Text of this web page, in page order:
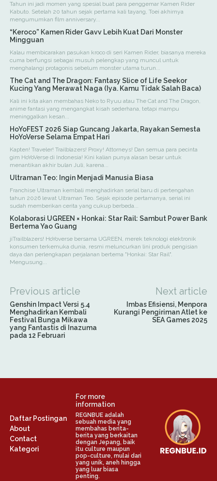
Tahun ini jadi momen yang spesial buat para penggemar Kamen Rider
Kabuto. Setelah 20 tahun sejak pertama kali tayang, Toei akhirnya
mengumumkan film anniversary...
“Keroco” Kamen Rider Gavv Lebih Kuat Dari Monster
Mingguan
Kalau membicarakan pasukan kroco di seri Kamen Rider, biasanya mereka
cuma berfungsi sebagai musuh pelengkap yang muncul untuk
menghalangi protagonis sebelum monster utama turun...
The Cat and The Dragon: Fantasy Slice of Life Seekor
Kucing Yang Merawat Naga (Iya. Kamu Tidak Salah Baca)
Kali ini kita akan membahas Neko to Ryuu atau The Cat and The Dragon,
anime fantasi yang mengangkat kisah sederhana, tetapi mampu
meninggalkan kesan...
HoYoFEST 2026 Siap Guncang Jakarta, Rayakan Semesta
HoYoVerse Selama Empat Hari
Kapten! Traveler! Trailblazers! Proxy! Attorneys! Dan semua para pecinta
gim HoYoVerse di Indonesia! Kini kalian punya alasan besar untuk
menantikan akhir bulan Juli, karena...
Ultraman Teo: Ingin Menjadi Manusia Biasa
Franchise Ultraman kembali menghadirkan serial baru di pertengahan
tahun 2026 lewat Ultraman Teo. Sejak episode pertamanya, serial ini
sudah memberikan cerita yang cukup berbeda...
Kolaborasi UGREEN × Honkai: Star Rail: Sambut Power Bank
Bertema Yao Guang
jiTrailblazers! HoYoverse bersama UGREEN, merek teknologi elektronik
konsumen terkemuka dunia, resmi meluncurkan lini produk pengisian
daya dan perlengkapan perjalanan bertema "Honkai: Star Rail".
Mengusung...
Previous article
Genshin Impact Versi 5.4
Menghadirkan Kembali
Festival Bunga Mikawa
yang Fantastis di Inazuma
pada 12 Februari
Next article
Imbas Efisiensi, Menpora
Kurangi Pengiriman Atlet ke
SEA Games 2025
Daftar Postingan
About
Contact
Kategori
For more
information
REGNBUE adalah
sebuah media yang
membahas berita-
berita yang berkaitan
dengan Jepang, baik
itu culture maupun
pop-culture, mulai dari
yang unik, aneh hingga
yang luar biasa
penting.